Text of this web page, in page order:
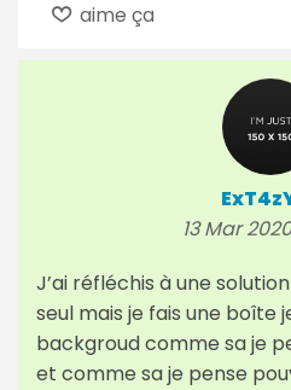
aime ça
13 Mar
J’ai réfléchis à une
seul mais je fais une boîte
backgroud comme sa je
et comme sa je pense